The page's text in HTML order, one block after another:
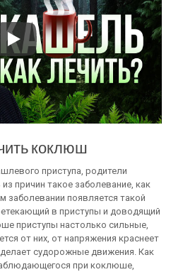
коклюш
приступа, родители
причин такое заболевание, как
появляется такой
в приступы и доводящий
приступы настолько сильные,
от них, от напряжения краснеет
судорожные движения. Как
при коклюше,